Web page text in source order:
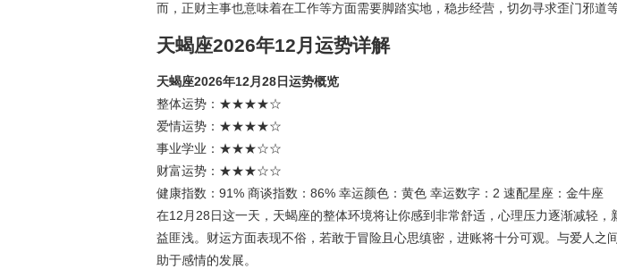
而，正财主事也意味着在工作等方面需要脚踏实地，稳步经营，切勿寻求歪门邪道等
天蝎座2026年12月运势详解
天蝎座2026年12月28日运势概览
整体运势：★★★★☆
爱情运势：★★★★☆
事业学业：★★★☆☆
财富运势：★★★☆☆
健康指数：91% 商谈指数：86% 幸运颜色：黄色 幸运数字：2 速配星座：金牛座
在12月28日这一天，天蝎座的整体环境将让你感到非常舒适，心理压力逐渐减轻，
益匪浅。财运方面表现不俗，若敢于冒险且心思缜密，进账将十分可观。与爱人之
助于感情的发展。